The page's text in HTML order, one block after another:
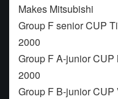
Makes Mitsubishi
Group F senior CUP
2000
Group F A-junior
2000
Group F B-junior